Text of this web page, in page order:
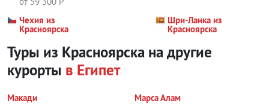
Чехия из
Красноярска
Шри-Ланка из
Красноярска
Туры из Красноярска на другие
курорты в Египет
Макади
Марса Алам